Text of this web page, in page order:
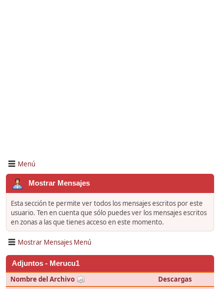
Menú
Mostrar Mensajes
Esta sección te permite ver todos los mensajes escritos por este
usuario. Ten en cuenta que sólo puedes ver los mensajes escritos
en zonas a las que tienes acceso en este momento.
Mostrar Mensajes Menú
Adjuntos - Merucu1
Nombre del Archivo Descargas